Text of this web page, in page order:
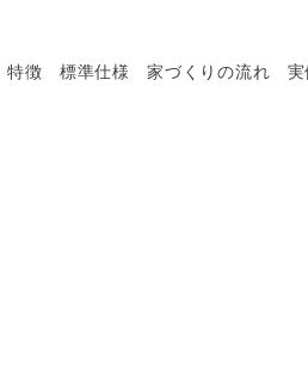
特徴 標準仕様 家づくりの流れ 実